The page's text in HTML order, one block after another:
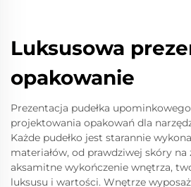
Luksusowa
opakowanie
Prezentacja pudełka
projektowania opakowań dla
Każde pudełko jest starannie
materiałów, od prawdziwej skóry na
aksamitne wykończenie wnętrza,
luksusu i wartości. Wnętrze